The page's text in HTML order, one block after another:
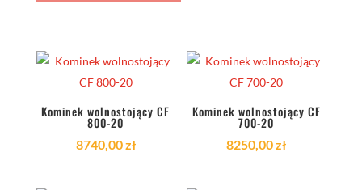
Kominek wolnostojący CF
800-20
8740,00zł
Kominek wolnostojący CF
700-20
8250,00zł